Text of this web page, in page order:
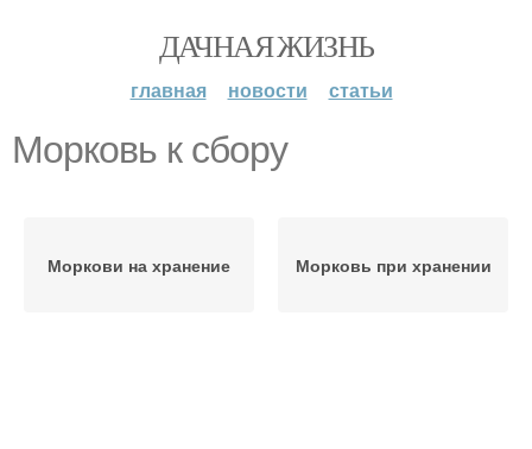
ДАЧНАЯ ЖИЗНЬ
главная новости статьи
Морковь к сбору
Моркови на хранение Морковь при хранении